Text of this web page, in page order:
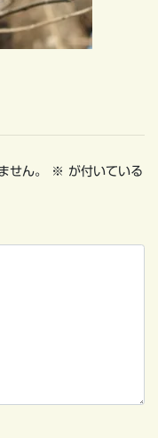
せん。 ※ が付いている